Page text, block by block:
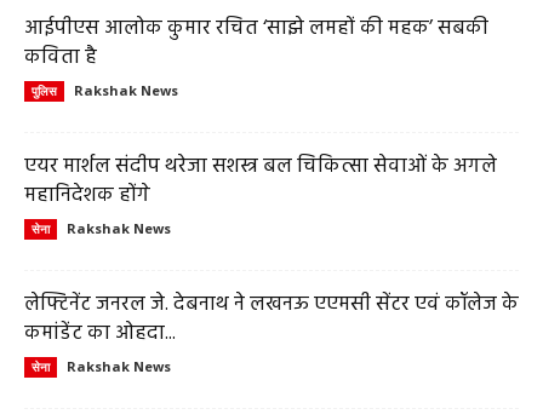
आईपीएस आलोक कुमार रचित ‘साझे लमहों की महक’ सबकी
कविता है
पुलिस Rakshak News
एयर मार्शल संदीप थरेजा सशस्त्र बल चिकित्सा सेवाओं के अगले
महानिदेशक होंगे
सेना Rakshak News
लेफ्टिनेंट जनरल जे. देबनाथ ने लखनऊ एएमसी सेंटर एवं कॉलेज के
कमांडेंट का ओहदा...
सेना Rakshak News